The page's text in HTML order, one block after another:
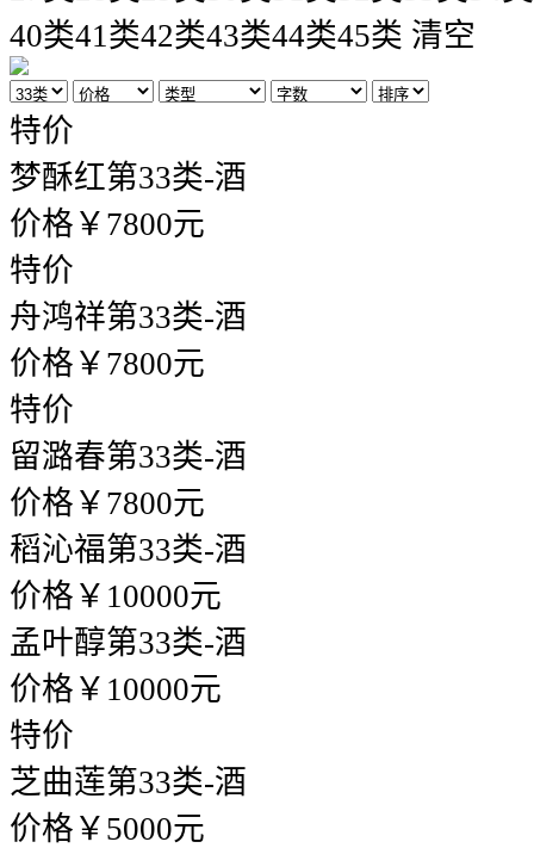
40类41类42类43类44类45类 清空
特价
梦酥红第33类-酒
价格￥7800元
特价
舟鸿祥第33类-酒
价格￥7800元
特价
留潞春第33类-酒
价格￥7800元
稻沁福第33类-酒
价格￥10000元
孟叶醇第33类-酒
价格￥10000元
特价
芝曲莲第33类-酒
价格￥5000元